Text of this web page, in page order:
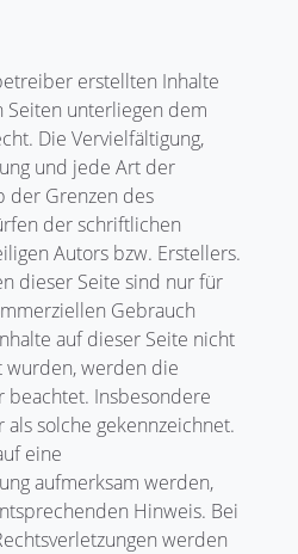
erstellten Inhalte
Seiten unterliegen dem
Die Vervielfältigung,
und jede Art der
der Grenzen des
der schriftlichen
Autors bzw. Erstellers.
dieser Seite sind nur für
Gebrauch
auf dieser Seite nicht
werden die
Insbesondere
solche gekennzeichnet.
eine
aufmerksam werden,
Hinweis. Bei
werden